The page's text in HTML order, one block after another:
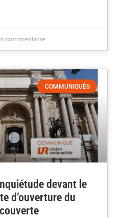
commentaire
COMMUNIQUÉS
devant le
d’ouverture du